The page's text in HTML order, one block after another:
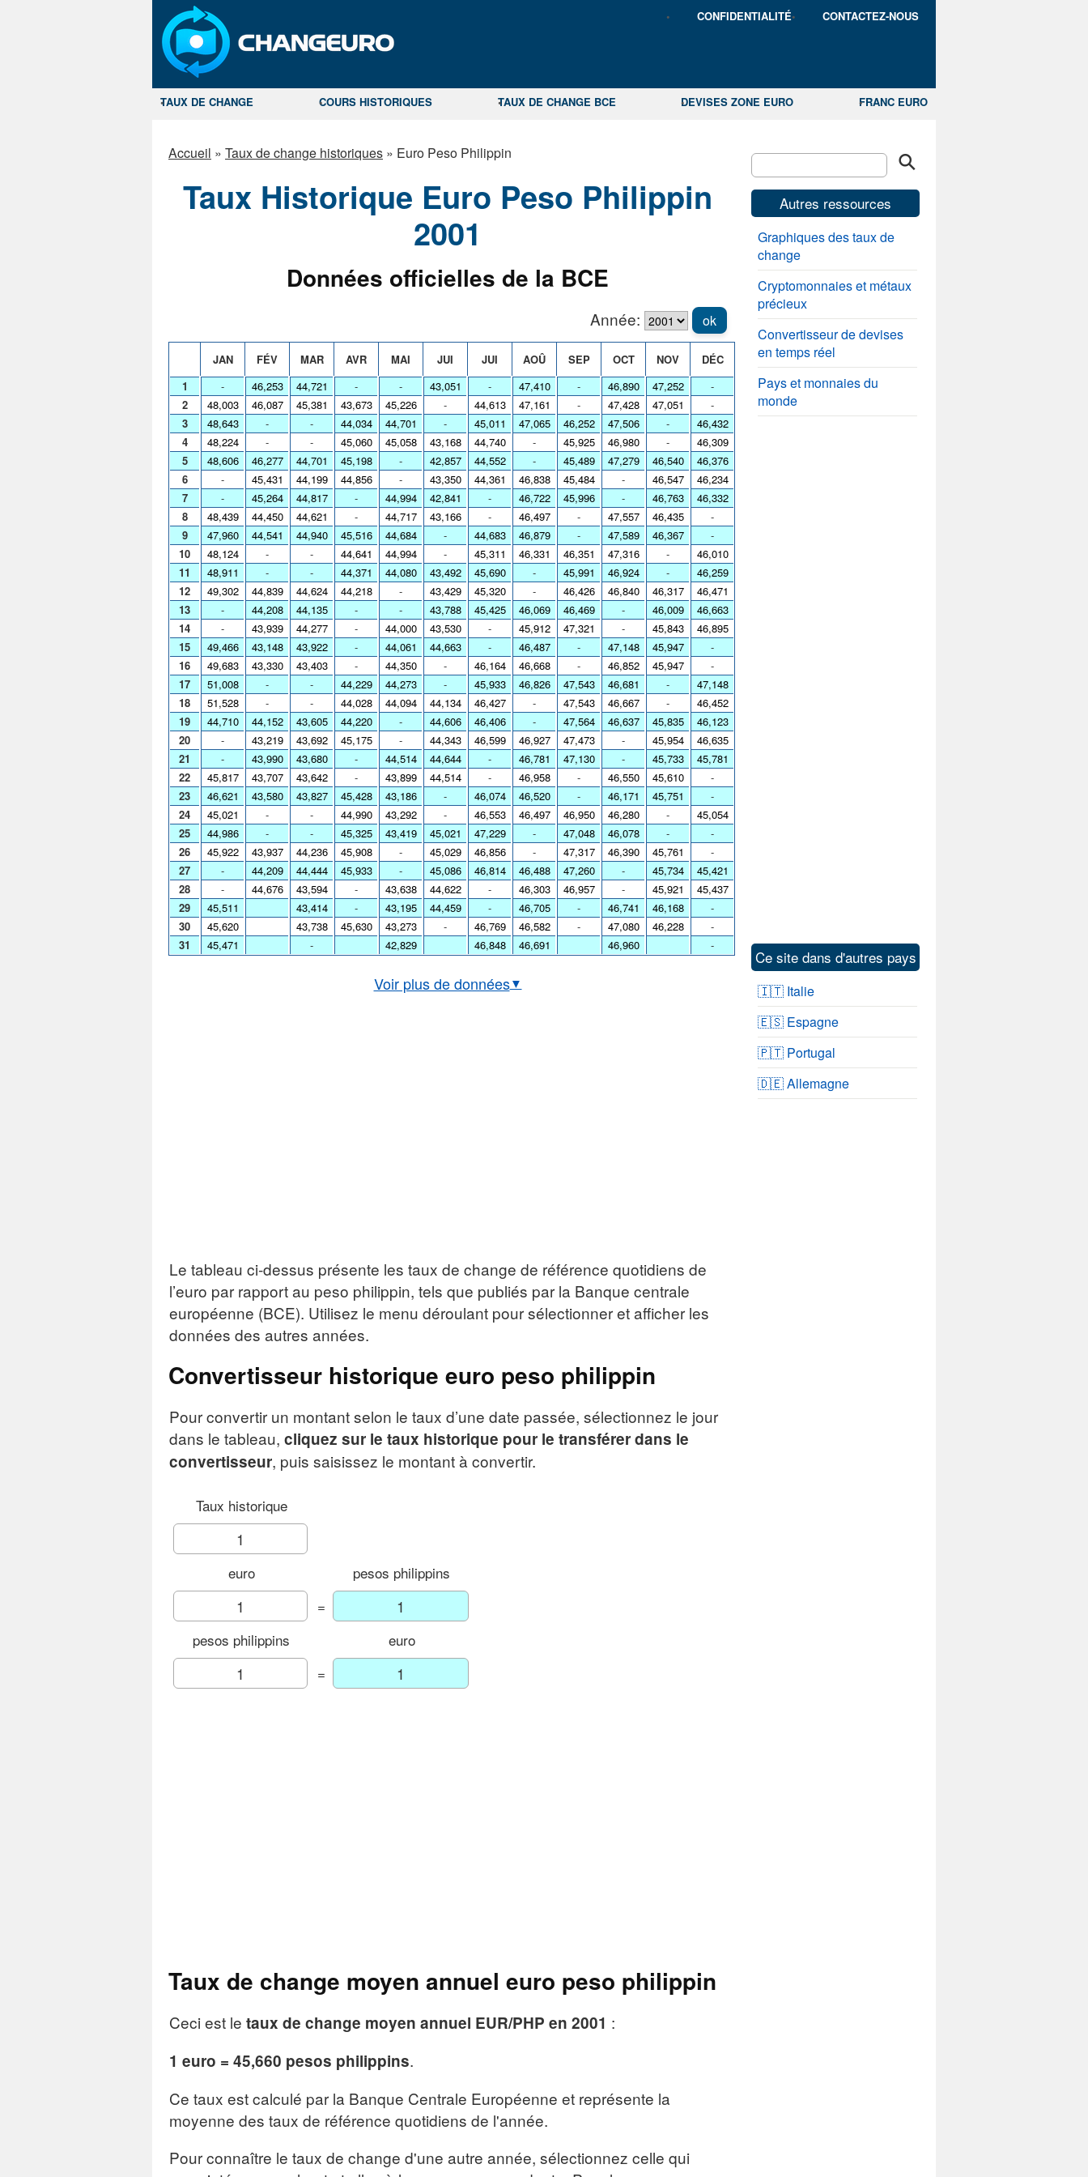
CONFIDENTIALITÉ CONTACTEZ-NOUS
TAUX DE CHANGE COURS HISTORIQUES TAUX DE CHANGE BCE DEVISES ZONE EURO FRANC EURO
Accueil » Taux de change historiques » Euro Peso Philippin
Taux Historique Euro Peso Philippin
2001
Données officielles de la BCE
Année: ok
JAN FÉV MAR AVR MAI JUI JUI AOÛ SEP OCT NOV
DÉC
1
2
3
4
5
6
7
8
9
10
11
12
13
14
15
16
17
18
19
20
21
22
23
24
25
26
27
28
29
30
31
-
48,003
48,643
48,224
48,606
-
-
48,439
47,960
48,124
48,911
49,302
-
-
49,466
49,683
51,008
51,528
44,710
-
-
45,817
46,621
45,021
44,986
45,922
-
-
45,511
45,620
45,471
46,253
46,087
-
-
46,277
45,431
45,264
44,450
44,541
-
-
44,839
44,208
43,939
43,148
43,330
-
-
44,152
43,219
43,990
43,707
43,580
-
-
43,937
44,209
44,676
44,721
45,381
-
-
44,701
44,199
44,817
44,621
44,940
-
-
44,624
44,135
44,277
43,922
43,403
-
-
43,605
43,692
43,680
43,642
43,827
-
-
44,236
44,444
43,594
43,414
43,738
-
-
43,673
44,034
45,060
45,198
44,856
-
-
45,516
44,641
44,371
44,218
-
-
-
-
44,229
44,028
44,220
45,175
-
-
45,428
44,990
45,325
45,908
45,933
-
-
45,630
-
45,226
44,701
45,058
-
-
44,994
44,717
44,684
44,994
44,080
-
-
44,000
44,061
44,350
44,273
44,094
-
-
44,514
43,899
43,186
43,292
43,419
-
-
43,638
43,195
43,273
42,829
43,051
-
-
43,168
42,857
43,350
42,841
43,166
-
-
43,492
43,429
43,788
43,530
44,663
-
-
44,134
44,606
44,343
44,644
44,514
-
-
45,021
45,029
45,086
44,622
44,459
-
-
44,613
45,011
44,740
44,552
44,361
-
-
44,683
45,311
45,690
45,320
45,425
-
-
46,164
45,933
46,427
46,406
46,599
-
-
46,074
46,553
47,229
46,856
46,814
-
-
46,769
46,848
47,410
47,161
47,065
-
-
46,838
46,722
46,497
46,879
46,331
-
-
46,069
45,912
46,487
46,668
46,826
-
-
46,927
46,781
46,958
46,520
46,497
-
-
46,488
46,303
46,705
46,582
46,691
-
-
46,252
45,925
45,489
45,484
45,996
-
-
46,351
45,991
46,426
46,469
47,321
-
-
47,543
47,543
47,564
47,473
47,130
-
-
46,950
47,048
47,317
47,260
46,957
-
-
46,890
47,428
47,506
46,980
47,279
-
-
47,557
47,589
47,316
46,924
46,840
-
-
47,148
46,852
46,681
46,667
46,637
-
-
46,550
46,171
46,280
46,078
46,390
-
-
46,741
47,080
46,960
47,252
47,051
-
-
46,540
46,547
46,763
46,435
46,367
-
-
46,317
46,009
45,843
45,947
45,947
-
-
45,835
45,954
45,733
45,610
45,751
-
-
45,761
45,734
45,921
46,168
46,228
-
-
46,432
46,309
46,376
46,234
46,332
-
-
46,010
46,259
46,471
46,663
46,895
-
-
47,148
46,452
46,123
46,635
45,781
-
-
45,054
-
-
45,421
45,437
-
-
-
Voir plus de données▼
Le tableau ci-dessus présente les taux de change de référence quotidiens de
l’euro par rapport au peso philippin, tels que publiés par la Banque centrale
européenne (BCE). Utilisez le menu déroulant pour sélectionner et afficher les
données des autres années.
Convertisseur historique euro peso philippin
Pour convertir un montant selon le taux d’une date passée, sélectionnez le jour
dans le tableau, cliquez sur le taux historique pour le transférer dans le
convertisseur, puis saisissez le montant à convertir.
Taux historique
euro
pesos philippins
=
pesos philippins
euro
=
Taux de change moyen annuel euro peso philippin
Ceci est le taux de change moyen annuel EUR/PHP en 2001 :
1 euro = 45,660 pesos philippins.
Ce taux est calculé par la Banque Centrale Européenne et représente la
moyenne des taux de référence quotidiens de l'année.
Pour connaître le taux de change d'une autre année, sélectionnez celle qui
Autres ressources
Graphiques des taux de
change
Cryptomonnaies et métaux
précieux
Convertisseur de devises
en temps réel
Pays et monnaies du
monde
Ce site dans d'autres pays
🇮🇹 Italie
🇪🇸 Espagne
🇵🇹 Portugal
🇩🇪 Allemagne